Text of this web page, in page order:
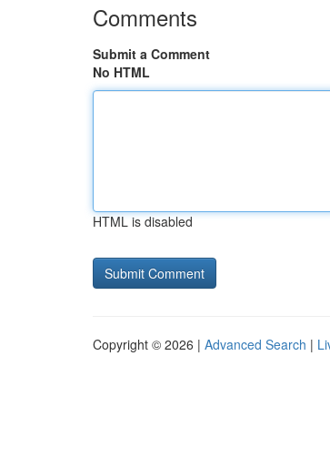
Comments
Submit a Comment
No HTML
HTML is disabled
Copyright © 2026 | Advanced Search |